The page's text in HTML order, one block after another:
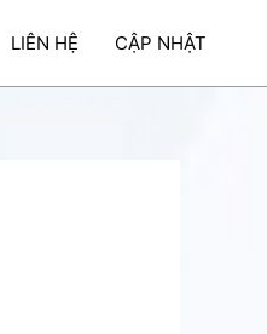
LIÊN HỆ CẬP NHẬT